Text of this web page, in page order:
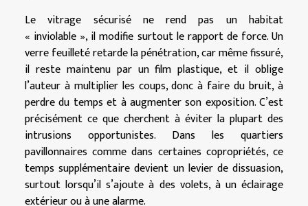
Le vitrage sécurisé ne rend pas un habitat
« inviolable », il modifie surtout le rapport de force. Un
verre feuilleté retarde la pénétration, car même fissuré,
il reste maintenu par un film plastique, et il oblige
l’auteur à multiplier les coups, donc à faire du bruit, à
perdre du temps et à augmenter son exposition. C’est
précisément ce que cherchent à éviter la plupart des
intrusions opportunistes. Dans les quartiers
pavillonnaires comme dans certaines copropriétés, ce
temps supplémentaire devient un levier de dissuasion,
surtout lorsqu’il s’ajoute à des volets, à un éclairage
extérieur ou à une alarme.